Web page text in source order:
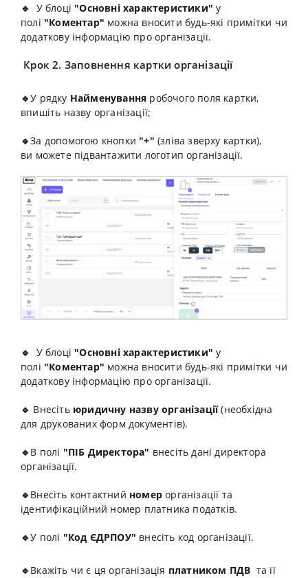
🔹 У блоці "Основні характеристики"у
полі "Коментар" можна вносити будь-які примітки чи
додаткову інформацію про організації.
Крок 2. Заповнення картки організації
🔹У рядку Найменування робочого поля картки,
впишіть назву організації;
🔹За допомогою кнопки "+" (зліва зверху картки),
ви можете підвантажити логотип організації.
🔹 У блоці "Основні характеристики"у
полі "Коментар" можна вносити будь-які примітки чи
додаткову інформацію про організації.
🔹 Внесіть юридичну назву організації(необхідна
для друкованих форм документів).
🔹 В полі "ПІБ Директора" внесіть дані директора
організації.
🔹 Внесіть контактний номерорганізації та
ідентифікаційний номер платника податків.
🔹У полі "Код ЄДРПОУ" внесіть код організації.
🔹 Вкажіть чи є ця організація платником ПДВ та її